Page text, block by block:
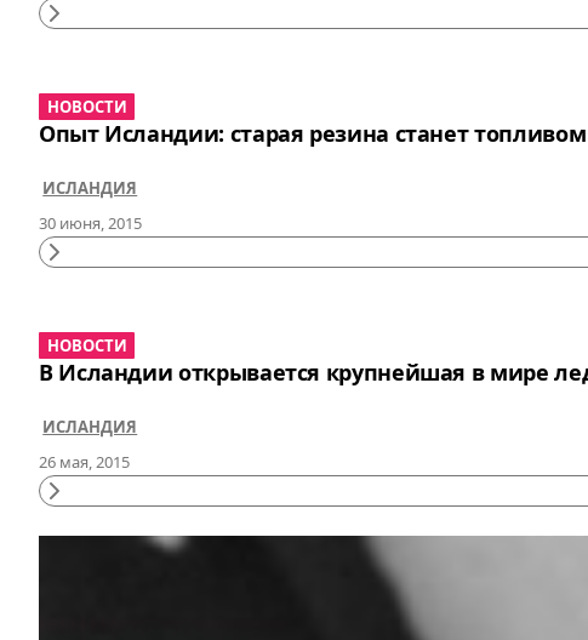
Continue
НОВОСТИ
Опыт Исландии: старая резина станет топливом
ИСЛАНДИЯ
30 июня, 2015
Continue
НОВОСТИ
В Исландии открывается крупнейшая в мире
ИСЛАНДИЯ
26 мая, 2015
Continue